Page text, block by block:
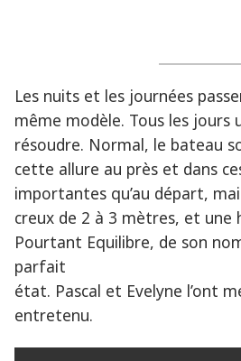
Les nuits et les journées
même modèle. Tous les jours
résoudre. Normal, le bateau
cette allure au près et dans
importantes qu’au départ,
creux de 2 à 3 mètres, et une
Pourtant Equilibre, de son
parfait
état. Pascal et Evelyne l’ont
entretenu.